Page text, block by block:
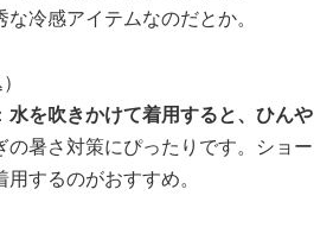
冷感アイテムなのだとか。
水を吹きかけて着用すると、ひんや
の暑さ対策にぴったりです。ショー
するのがおすすめ。